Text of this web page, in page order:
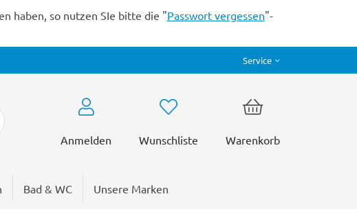
haben, so nutzen SIe bitte die "Passwort vergessen"-
Service
Anmelden Wunschliste Warenkorb
Bad & WC Unsere Marken